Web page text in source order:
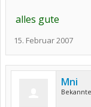
alles gute
15. Februar 2007
Mni